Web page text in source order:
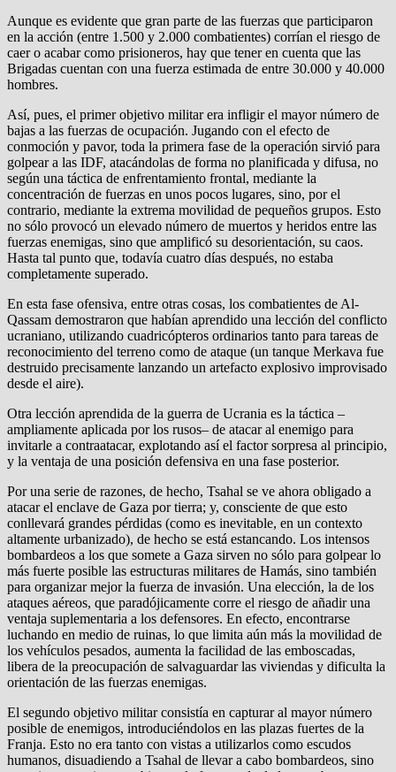
Aunque es evidente que gran parte de las fuerzas que participaron
en la acción (entre 1.500 y 2.000 combatientes) corrían el riesgo de
caer o acabar como prisioneros, hay que tener en cuenta que las
Brigadas cuentan con una fuerza estimada de entre 30.000 y 40.000
hombres.
Así, pues, el primer objetivo militar era infligir el mayor número de
bajas a las fuerzas de ocupación. Jugando con el efecto de
conmoción y pavor, toda la primera fase de la operación sirvió para
golpear a las IDF, atacándolas de forma no planificada y difusa, no
según una táctica de enfrentamiento frontal, mediante la
concentración de fuerzas en unos pocos lugares, sino, por el
contrario, mediante la extrema movilidad de pequeños grupos. Esto
no sólo provocó un elevado número de muertos y heridos entre las
fuerzas enemigas, sino que amplificó su desorientación, su caos.
Hasta tal punto que, todavía cuatro días después, no estaba
completamente superado.
En esta fase ofensiva, entre otras cosas, los combatientes de Al-
Qassam demostraron que habían aprendido una lección del conflicto
ucraniano, utilizando cuadricópteros ordinarios tanto para tareas de
reconocimiento del terreno como de ataque (un tanque Merkava fue
destruido precisamente lanzando un artefacto explosivo improvisado
desde el aire).
Otra lección aprendida de la guerra de Ucrania es la táctica –
ampliamente aplicada por los rusos– de atacar al enemigo para
invitarle a contraatacar, explotando así el factor sorpresa al principio,
y la ventaja de una posición defensiva en una fase posterior.
Por una serie de razones, de hecho, Tsahal se ve ahora obligado a
atacar el enclave de Gaza por tierra; y, consciente de que esto
conllevará grandes pérdidas (como es inevitable, en un contexto
altamente urbanizado), de hecho se está estancando. Los intensos
bombardeos a los que somete a Gaza sirven no sólo para golpear lo
más fuerte posible las estructuras militares de Hamás, sino también
para organizar mejor la fuerza de invasión. Una elección, la de los
ataques aéreos, que paradójicamente corre el riesgo de añadir una
ventaja suplementaria a los defensores. En efecto, encontrarse
luchando en medio de ruinas, lo que limita aún más la movilidad de
los vehículos pesados, aumenta la facilidad de las emboscadas,
libera de la preocupación de salvaguardar las viviendas y dificulta la
orientación de las fuerzas enemigas.
El segundo objetivo militar consistía en capturar al mayor número
posible de enemigos, introduciéndolos en las plazas fuertes de la
Franja. Esto no era tanto con vistas a utilizarlos como escudos
humanos, disuadiendo a Tsahal de llevar a cabo bombardeos, sino